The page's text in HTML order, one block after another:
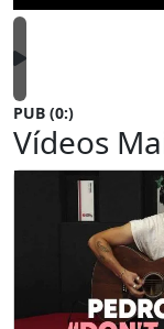
PUB (0:)
Vídeos